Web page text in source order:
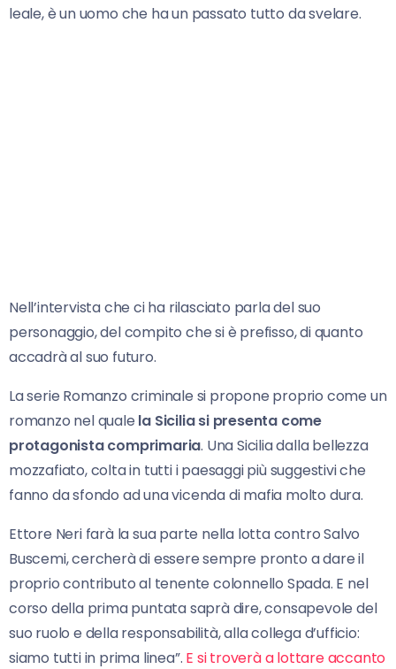
leale, è un uomo che ha un passato tutto da svelare.
Nell’intervista che ci ha rilasciato parla del suo
personaggio, del compito che si è prefisso, di quanto
accadrà al suo futuro.
La serie Romanzo criminale si propone proprio come un
romanzo nel quale la Sicilia si presenta come
protagonista comprimaria. Una Sicilia dalla bellezza
mozzafiato, colta in tutti i paesaggi più suggestivi che
fanno da sfondo ad una vicenda di mafia molto dura.
Ettore Neri farà la sua parte nella lotta contro Salvo
Buscemi, cercherà di essere sempre pronto a dare il
proprio contributo al tenente colonnello Spada. E nel
corso della prima puntata saprà dire, consapevole del
suo ruolo e della responsabilità, alla collega d’ufficio:
siamo tutti in prima linea”. E si troverà a lottare accanto